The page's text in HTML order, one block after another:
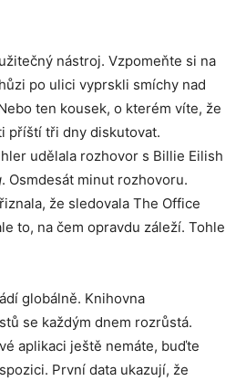
nástroj. Vzpomeňte si na
po ulici vyprskli smíchy nad
ten kousek, o kterém víte, že
příští tři dny diskutovat.
udělala rozhovor s Billie Eilish
. Osmdesát minut rozhovoru.
že sledovala The Office
to, na čem opravdu záleží. Tohle
globálně. Knihovna
se každým dnem rozrůstá.
aplikaci ještě nemáte, buďte
První data ukazují, že